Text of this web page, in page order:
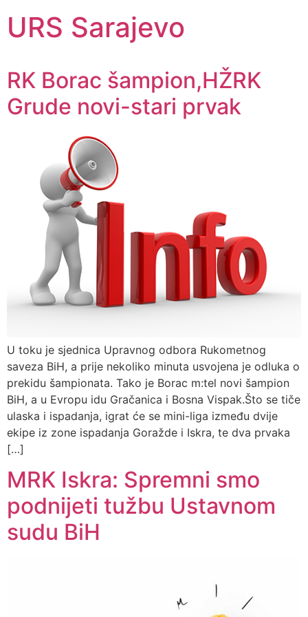
URS Sarajevo
RK Borac šampion,HŽRK
Grude novi-stari prvak
U toku je sjednica Upravnog odbora Rukometnog
saveza BiH, a prije nekoliko minuta usvojena je odluka o
prekidu šampionata. Tako je Borac m:tel novi šampion
BiH, a u Evropu idu Gračanica i Bosna Vispak.Što se tiče
ulaska i ispadanja, igrat će se mini-liga između dvije
ekipe iz zone ispadanja Goražde i Iskra, te dva prvaka
[…]
MRK Iskra: Spremni smo
podnijeti tužbu Ustavnom
sudu BiH